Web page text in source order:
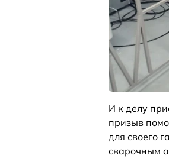
И к делу
призыв
для своего
сварочным